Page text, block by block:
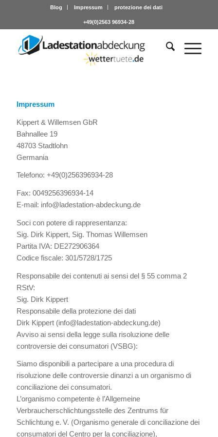
Blog Impressum protezione dei dati
+49(0)2563 96934-28
Impressum
Kippert & Willemsen GbR
Bahnallee 19
48703 Stadtlohn
Germania
Telefono: +49(0)256396934-28
Fax: 0049256396934-14
E-mail: info@ladestation-abdeckung.de
Soci con potere di rappresentanza:
Sig. Dirk Kippert, Sig. Thomas Willemsen
Partita IVA: DE272906364
Codice fiscale: 301/5728/1725
Responsabile dei contenuti ai sensi del § 55 comma 2
RStV:
Sig. Dirk Kippert
Responsabile della protezione dei dati
Dirk Kippert (info@ladestation-abdeckung.de)
Avviso ai sensi della legge sulla risoluzione delle
controversie dei consumatori (VSBG):
Siamo disponibili a partecipare a una procedura di
risoluzione delle controversie dinanzi a un organismo di
conciliazione dei consumatori.
L’organismo competente è l’Allgemeine
Verbraucherschlichtungsstelle des Zentrums für
Schlichtung e. V. (Organismo generale di conciliazione dei
consumatori del Centro per la conciliazione),